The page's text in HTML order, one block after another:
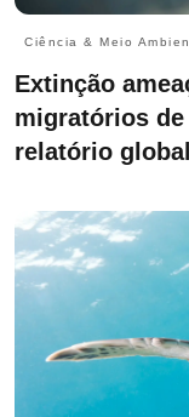
Ciência & Meio
Extinção
migratórios
relatório global